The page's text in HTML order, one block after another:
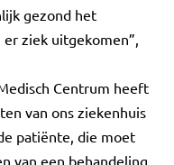
gezond het
ziek uitgekomen”,
Centrum heeft
van ons ziekenhuis
patiënte, die moet
van een behandeling